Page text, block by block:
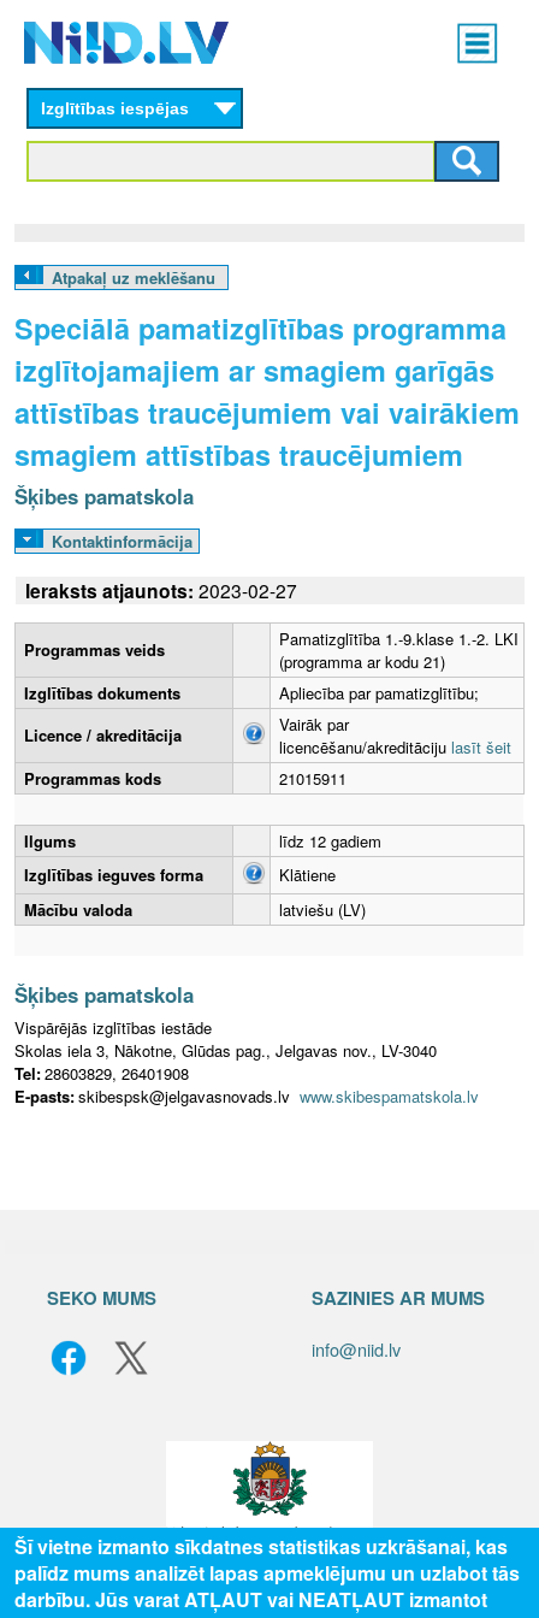
content
Main
menu
L
V
Izglītības iespējas
Atpakaļ uz meklēšanu
Speciālā pamatizglītības programma
izglītojamajiem ar smagiem garīgās
attīstības traucējumiem vai vairākiem
smagiem attīstības traucējumiem
Šķibes pamatskola
Kontaktinformācija
Ieraksts atjaunots: 2023-02-27
Programmas veids
Pamatizglītība 1.-9.klase 1.-2. LKI
(programma ar kodu 21)
Izglītības dokuments
Apliecība par pamatizglītību;
Licence / akreditācija
Vairāk par
licencēšanu/akreditāciju lasīt šeit
Programmas kods
21015911
Ilgums
līdz 12 gadiem
Izglītības ieguves forma
Klātiene
Mācību valoda
latviešu (LV)
Šķibes pamatskola
Vispārējās izglītības iestāde
Skolas iela 3, Nākotne, Glūdas pag., Jelgavas nov., LV-3040
Tel:28603829, 26401908
E-pasts:skibespsk@jelgavasnovads.lv www.skibespamatskola.lv
SEKO MUMS SAZINIES AR MUMS
info@niid.lv
© 2025 Valsts izglītības attīstības aģentūra, publicētā satura visas tiesības
Šī vietne izmanto sīkdatnes statistikas uzkrāšanai, kas
palīdz mums analizēt lapas apmeklējumu un uzlabot tās
darbību. Jūs varat ATĻAUT vai NEATĻAUT izmantot